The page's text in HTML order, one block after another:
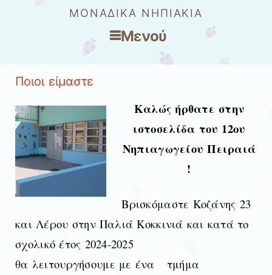
ΜΟΝΑΔΙΚΑ ΝΗΠΙΑΚΙΑ
Μενού
Μετάβαση στο περιεχόμενο
Ποιοι είμαστε
Καλώς ήρθατε στην
ιστοσελίδα του 12ου
Νηπιαγωγείου Πειραιά
!
Βρισκόμαστε Κοζάνης 23
και Λέρου στην Παλιά Κοκκινιά και κατά το
σχολικόέτος 2024-2025
θα λειτουργήσουμε με ένα τμήμα